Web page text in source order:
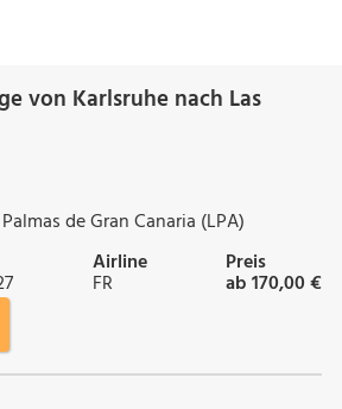
von Karlsruhe nach Las
de Gran Canaria (LPA)
Airline
FR
Preis
ab 170,00 €